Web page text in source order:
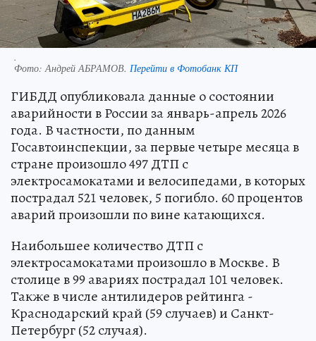
.
Фото:Андрей АБРАМОВ. Перейти в Фотобанк КП
ГИБДД опубликовала данные о состоянии
аварийности в России за январь-апрель 2026
года. В частности, по данным
Госавтоинспекции, за первые четыре месяца в
стране произошло 497 ДТП с
электросамокатами и велосипедами, в которых
пострадал 521 человек, 5 погибло. 60 процентов
аварий произошли по вине катающихся.
Наибольшее количество ДТП с
электросамокатами произошло в Москве. В
столице в 99 авариях пострадал 101 человек.
Также в числе антилидеров рейтинга -
Краснодарский край (59 случаев) и Санкт-
Петербург (52 случая).